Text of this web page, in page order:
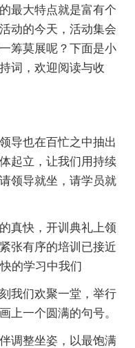
最大特点就是富有个
动的今天，活动集会
筹莫展呢？下面是小
词，欢迎阅读与收
导也在百忙之中抽出
起立，让我们用持续
领导就坐，请学员就
真快，开训典礼上领
张有序的培训已接近
的学习中我们
我们欢聚一堂，举行
上一个圆满的句号。
调整坐姿，以最饱满